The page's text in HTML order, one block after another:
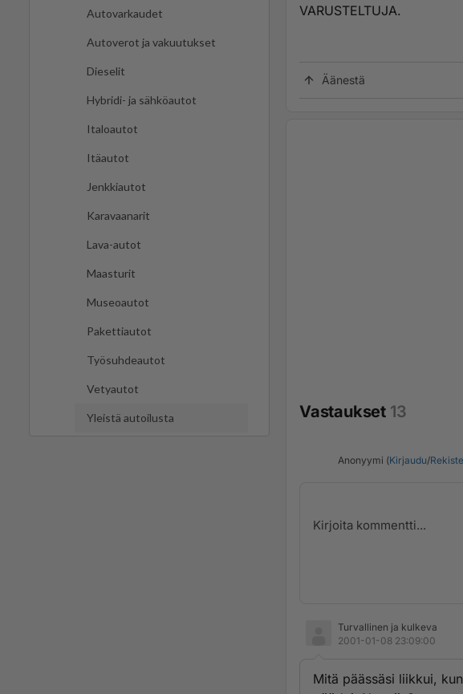
Autovarkaudet
Autoverot ja vakuutukset
Dieselit
Hybridi- ja sähköautot
Italoautot
Itäautot
Jenkkiautot
Karavaanarit
Lava-autot
Maasturit
Museoautot
Pakettiautot
Työsuhdeautot
Vetyautot
Yleistä autoilusta
VARUSTELTUJA.
Äänestä
Vastaukset 13
Anonyymi (Kirjaudu/
Turvallinen ja kulkeva
2001-01-08 23:09:00
Mitä päässäsi liikkui,